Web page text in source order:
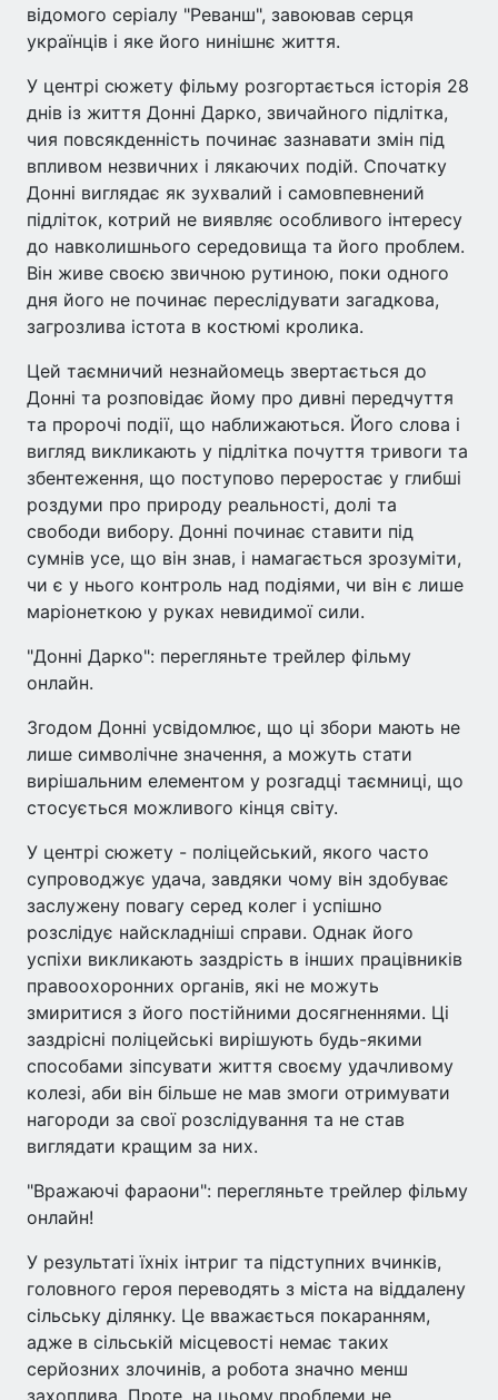
відомого серіалу "Реванш", завоював серця
українців і яке його нинішнє життя.
У центрі сюжету фільму розгортається історія 28
днів із життя Донні Дарко, звичайного підлітка,
чия повсякденність починає зазнавати змін під
впливом незвичних і лякаючих подій. Спочатку
Донні виглядає як зухвалий і самовпевнений
підліток, котрий не виявляє особливого інтересу
до навколишнього середовища та його проблем.
Він живе своєю звичною рутиною, поки одного
дня його не починає переслідувати загадкова,
загрозлива істота в костюмі кролика.
Цей таємничий незнайомець звертається до
Донні та розповідає йому про дивні передчуття
та пророчі події, що наближаються. Його слова і
вигляд викликають у підлітка почуття тривоги та
збентеження, що поступово переростає у глибші
роздуми про природу реальності, долі та
свободи вибору. Донні починає ставити під
сумнів усе, що він знав, і намагається зрозуміти,
чи є у нього контроль над подіями, чи він є лише
маріонеткою у руках невидимої сили.
"Донні Дарко": перегляньте трейлер фільму
онлайн.
Згодом Донні усвідомлює, що ці збори мають не
лише символічне значення, а можуть стати
вирішальним елементом у розгадці таємниці, що
стосується можливого кінця світу.
У центрі сюжету - поліцейський, якого часто
супроводжує удача, завдяки чому він здобуває
заслужену повагу серед колег і успішно
розслідує найскладніші справи. Однак його
успіхи викликають заздрість в інших працівників
правоохоронних органів, які не можуть
змиритися з його постійними досягненнями. Ці
заздрісні поліцейські вирішують будь-якими
способами зіпсувати життя своєму удачливому
колезі, аби він більше не мав змоги отримувати
нагороди за свої розслідування та не став
виглядати кращим за них.
"Вражаючі фараони": перегляньте трейлер фільму
онлайн!
У результаті їхніх інтриг та підступних вчинків,
головного героя переводять з міста на віддалену
сільську ділянку. Це вважається покаранням,
адже в сільській місцевості немає таких
серйозних злочинів, а робота значно менш
захоплива. Проте, на цьому проблеми не